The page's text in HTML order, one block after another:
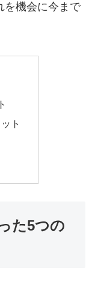
を機会に今まで
ト
た5つの